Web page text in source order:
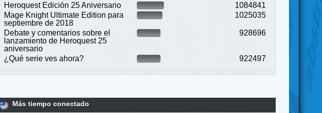
Heroquest Edición 25 Aniversario
1084841
Mage Knight Ultimate Edition para
septiembre de 2018
1025035
Debate y comentarios sobre el
lanzamiento de Heroquest 25
aniversario
928696
¿Qué serie ves ahora? 922497
Más tiempo conectado